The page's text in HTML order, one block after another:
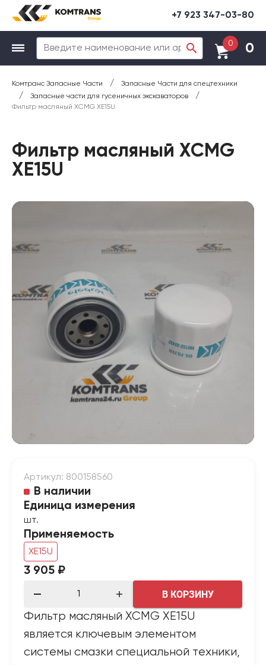
+7 923 347-03-80
0 0
Комтранс Запасные Части / Запасные Части для спецтехники
/ Запасные части для гусеничных экскаваторов /
Фильтр масляный XCMG XE15U
Фильтр масляный XCMG
XE15U
Артикул: 800158560
В наличии
Единица измерения
шт.
Применяемость
XE15U
3 905 ₽
В КОРЗИНУ
Фильтр масляный XCMG XE15U
является ключевым элементом
системы смазки специальной техники,